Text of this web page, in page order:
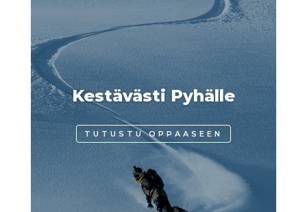
Kestävästi Pyhälle
TUTUSTU OPPAASEEN